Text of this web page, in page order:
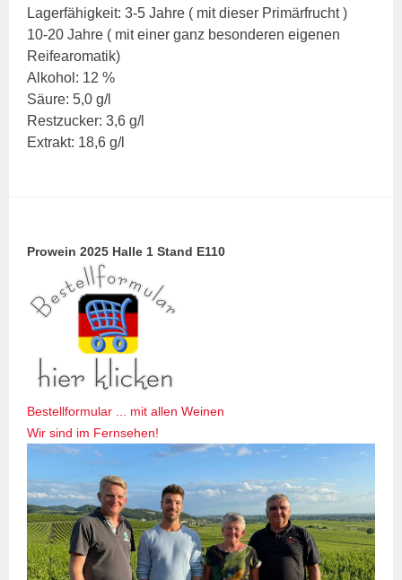
Lagerfähigkeit: 3-5 Jahre ( mit dieser Primärfrucht )
10-20 Jahre ( mit einer ganz besonderen eigenen
Reifearomatik)
Alkohol: 12 %
Säure: 5,0 g/l
Restzucker: 3,6 g/l
Extrakt: 18,6 g/l
Prowein 2025 Halle 1 Stand E110
Bestellformular ... mit allen Weinen
Wir sind im Fernsehen!